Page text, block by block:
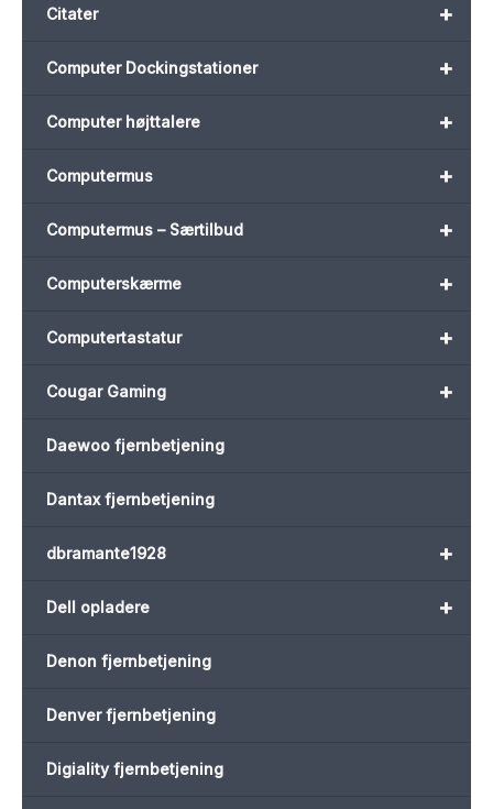
+
Citater
+
Computer Dockingstationer
+
Computer højttalere
+
Computermus
+
Computermus – Særtilbud
+
Computerskærme
+
Computertastatur
+
Cougar Gaming
Daewoo fjernbetjening
Dantax fjernbetjening
+
dbramante1928
+
Dell opladere
Denon fjernbetjening
Denver fjernbetjening
Digiality fjernbetjening